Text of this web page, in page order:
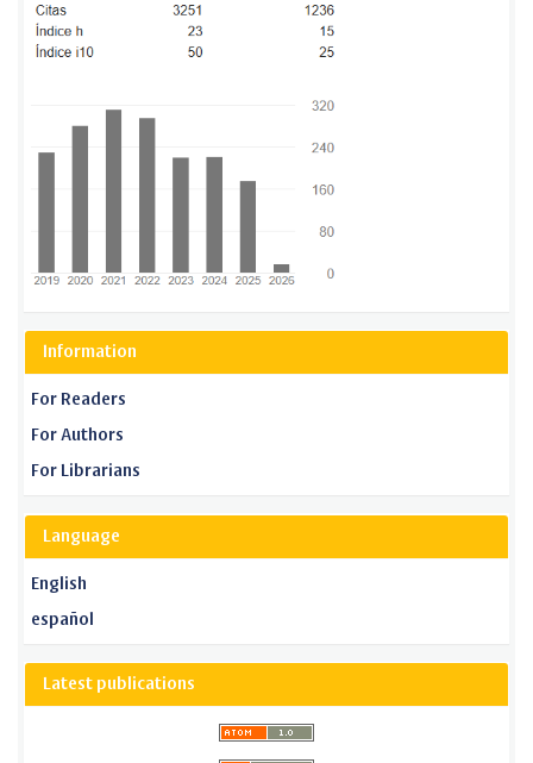
Information
For Readers
For Authors
For Librarians
Language
English
español
Latest publications